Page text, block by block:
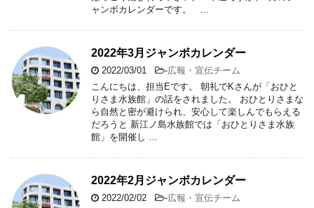
ャンボカレンダーです。 …
2022年3月ジャンボカレンダー
2022/03/01 -広報・宣伝チーム
こんにちは、担当Eです。 朝礼でKさんが「おひと
りさま水族館」の話をされました。 おひとりさまな
ら自然と密が避けられ、安心して楽しんでもらえる
だろうと 新江ノ島水族館では「おひとりさま水族
館」を開催し …
2022年2月ジャンボカレンダー
2022/02/02 -広報・宣伝チーム